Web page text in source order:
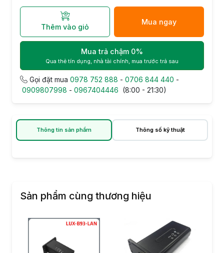
Thêm vào giỏ
Mua ngay
Mua trả chậm 0%
Qua thẻ tín dụng, nhà tài chính, mua trước trả sau
Gọi đặt mua 0978 752 888 - 0706 844 440 -
0909807998 - 0967404446 (8:00 - 21:30)
Thông tin sản phẩm Thông số kỹ thuật
Sản phẩm cùng thương hiệu